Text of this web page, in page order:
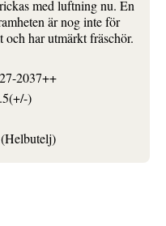
med luftning nu. En
är nog inte för
och har utmärkt fräschör.
2037++
)
(Helbutelj)